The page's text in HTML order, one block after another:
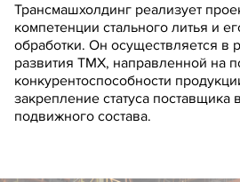
Трансмашхолдинг реализует
компетенции стального литья и
обработки. Он осуществляется в
развития ТМХ, направленной на
конкурентоспособности
закрепление статуса
подвижного состава.